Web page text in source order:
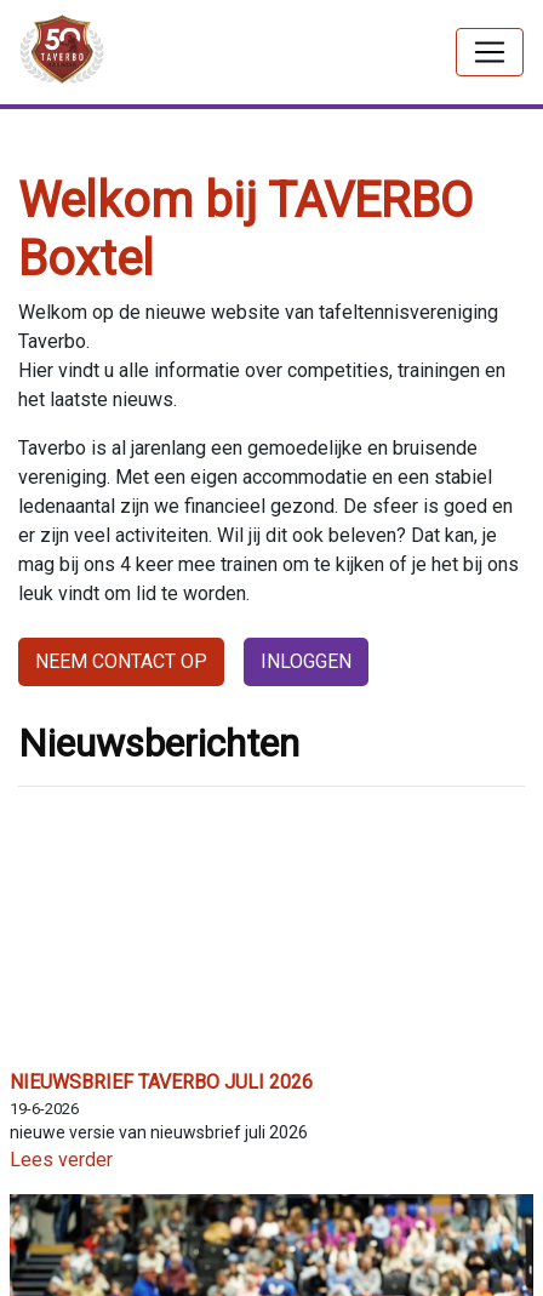
Welkom bij TAVERBO
Boxtel
Welkom op de nieuwe website van tafeltennisvereniging
Taverbo.
Hier vindt u alle informatie over competities, trainingen en
het laatste nieuws.
Taverbo is al jarenlang een gemoedelijke en bruisende
vereniging. Met een eigen accommodatie en een stabiel
ledenaantal zijn we financieel gezond. De sfeer is goed en
er zijn veel activiteiten. Wil jij dit ook beleven? Dat kan, je
mag bij ons 4 keer mee trainen om te kijken of je het bij ons
leuk vindt om lid te worden.
NEEM CONTACT OP INLOGGEN
Nieuwsberichten
NIEUWSBRIEF TAVERBO JULI 2026
19-6-2026
nieuwe versie van nieuwsbrief juli 2026
Lees verder